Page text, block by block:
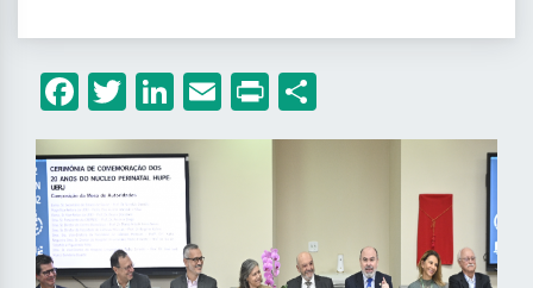
Facebook
Twitter
LinkedIn
Email
Print